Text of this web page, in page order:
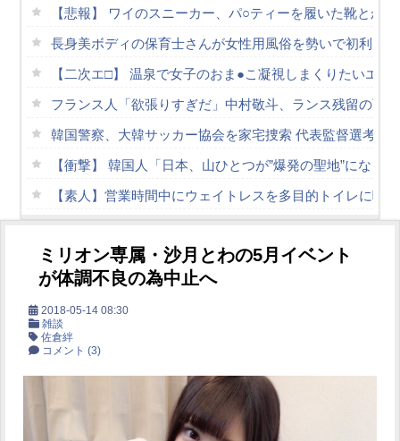
【悲報】 ワイのスニーカー、パ○ティーを履いた靴とか
長身美ボディの保育士さんが女性用風俗を勢いで初利用
【二次エ□】 温泉で女子のおま●こ凝視しまくりたいエ□
フランス人「欲張りすぎだ」中村敬斗、ランス残留の可
韓国警察、大韓サッカー協会を家宅捜索 代表監督選考巡
【衝撃】 韓国人「日本、山ひとつが”爆発の聖地”になっ
【素人】営業時間中にウェイトレスを多目的トイレに呼
【画像】 Adoさん(23)、お●ぱいの大きさが判明してしま
今日撮れたK大学文〇学部JD1年のフェラシーンがコチラ
グラドル後藤まつりと至近距離でイチャイチャできる新
【朗報】膣内● 爆乳爆尻ストーカーに●されて毎日ガチ
Powered by livedoor 相互RSS
ミリオン専属・沙月とわの5月イベント
が体調不良の為中止へ
2018-05-14 08:30
雑談
佐倉絆
コメント (3)